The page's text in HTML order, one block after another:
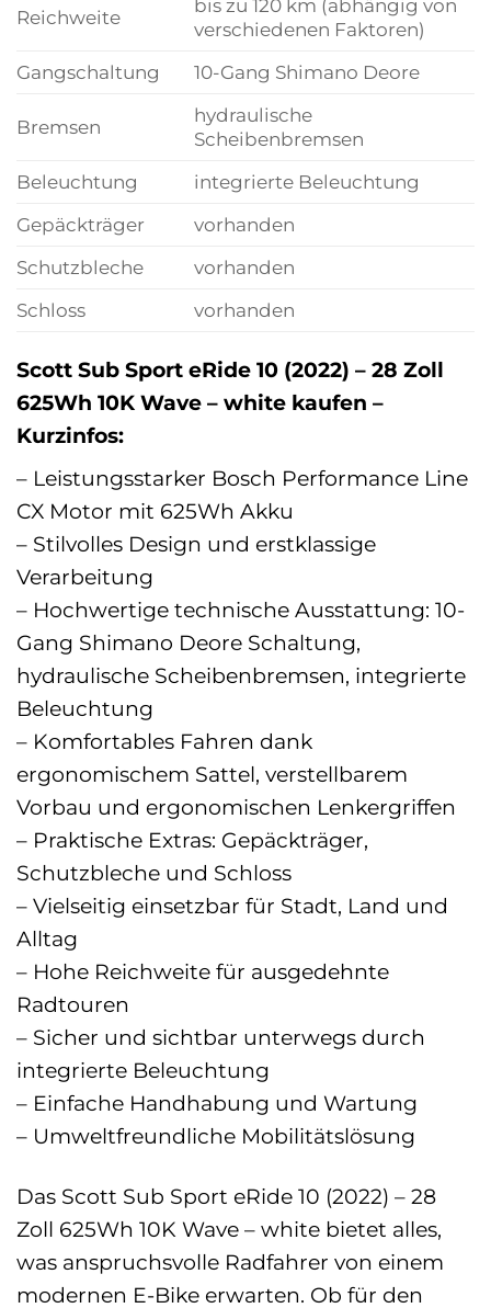
Reichweite
verschiedenen Faktoren)
Gangschaltung
10-Gang Shimano Deore
Bremsen
hydraulische
Scheibenbremsen
Beleuchtung
integrierte Beleuchtung
Gepäckträger
vorhanden
Schutzbleche
vorhanden
Schloss
vorhanden
Scott Sub Sport eRide 10 (2022) – 28 Zoll
625Wh 10K Wave – white kaufen –
Kurzinfos:
– Leistungsstarker Bosch Performance Line
CX Motor mit 625Wh Akku
– Stilvolles Design und erstklassige
Verarbeitung
– Hochwertige technische Ausstattung: 10-
Gang Shimano Deore Schaltung,
hydraulische Scheibenbremsen, integrierte
Beleuchtung
– Komfortables Fahren dank
ergonomischem Sattel, verstellbarem
Vorbau und ergonomischen Lenkergriffen
– Praktische Extras: Gepäckträger,
Schutzbleche und Schloss
– Vielseitig einsetzbar für Stadt, Land und
Alltag
– Hohe Reichweite für ausgedehnte
Radtouren
– Sicher und sichtbar unterwegs durch
integrierte Beleuchtung
– Einfache Handhabung und Wartung
– Umweltfreundliche Mobilitätslösung
Das Scott Sub Sport eRide 10 (2022) – 28
Zoll 625Wh 10K Wave – white bietet alles,
was anspruchsvolle Radfahrer von einem
modernen E-Bike erwarten. Ob für den